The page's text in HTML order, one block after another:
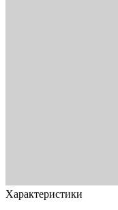
Характеристики